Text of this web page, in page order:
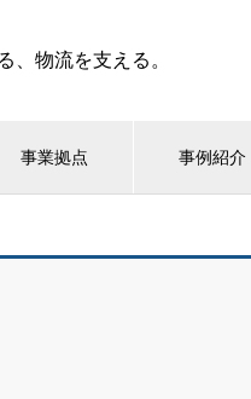
、物流を支える。
事業拠点 事例紹介